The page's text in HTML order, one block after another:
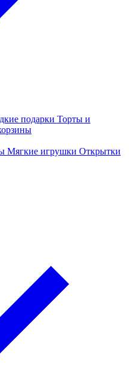
подарки Торты и
Мягкие игрушки Открытки